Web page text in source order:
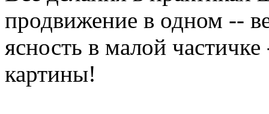
продвижение в одном --
ясность в малой
картины!